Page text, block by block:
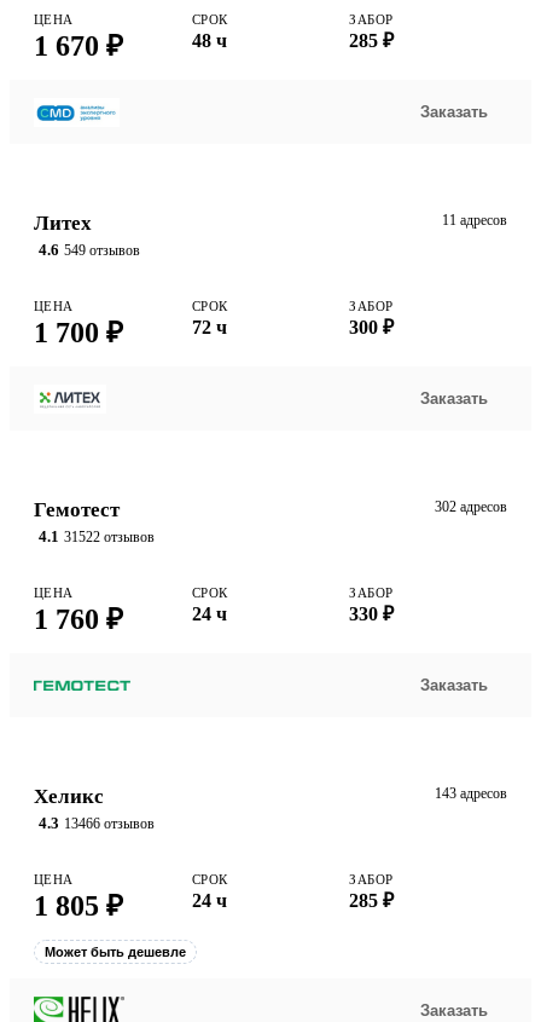
ЦЕНА
1 670 ₽
СРОК
48 ч
ЗАБОР
285 ₽
Заказать
Литех
4.6 549 отзывов
11 адресов
ЦЕНА
1 700 ₽
СРОК
72 ч
ЗАБОР
300 ₽
Заказать
Гемотест
4.1 31522 отзывов
302 адресов
ЦЕНА
1 760 ₽
СРОК
24 ч
ЗАБОР
330 ₽
Заказать
Хеликс
4.3 13466 отзывов
143 адресов
ЦЕНА
1 805 ₽
СРОК
24 ч
ЗАБОР
285 ₽
Может быть дешевле
Заказать